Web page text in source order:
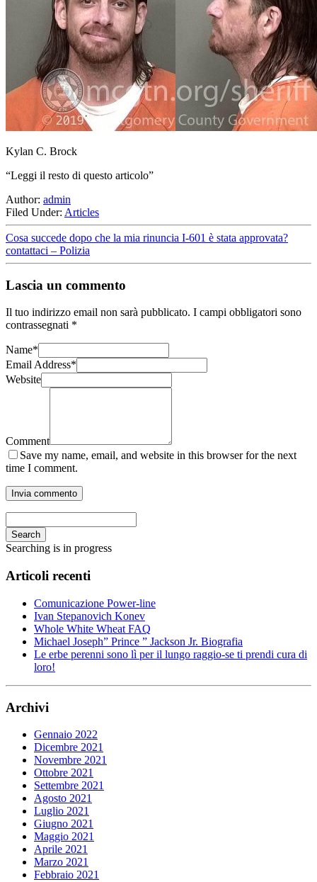
Kylan C. Brock
“Leggi il resto di questo articolo”
Author: admin
Filed Under: Articles
Cosa succede dopo che la mia rinuncia I-601 è stata approvata?
contattaci – Polizia
Lascia un commento
Il tuo indirizzo email non sarà pubblicato. I campi obbligatori sono
contrassegnati *
Name*
Email Address*
Website
Comment
Save my name, email, and website in this browser for the next
time I comment.
Search
Searching is in progress
Articoli recenti
Comunicazione Power-line
Ivan Stepanovich Konev
Whole White Wheat FAQ
Michael Joseph” Prince ” Jackson Jr. Biografia
Le erbe perenni sono lì per il lungo raggio-se ti prendi cura di
loro!
Archivi
Gennaio 2022
Dicembre 2021
Novembre 2021
Ottobre 2021
Settembre 2021
Agosto 2021
Luglio 2021
Giugno 2021
Maggio 2021
Aprile 2021
Marzo 2021
Febbraio 2021